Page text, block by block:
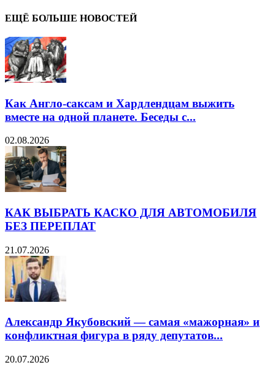
ЕЩЁ БОЛЬШЕ НОВОСТЕЙ
Как Англо-саксам и Хардлендцам выжить
вместе на одной планете. Беседы с...
02.08.2026
КАК ВЫБРАТЬ КАСКО ДЛЯ АВТОМОБИЛЯ
БЕЗ ПЕРЕПЛАТ
21.07.2026
Александр Якубовский — самая «мажорная» и
конфликтная фигура в ряду депутатов...
20.07.2026